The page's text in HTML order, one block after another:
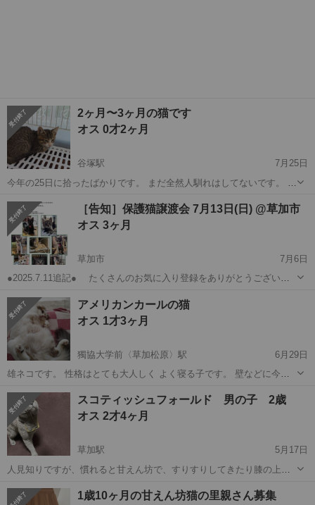
2ヶ月〜3ヶ月の猫です
オス 0才2ヶ月
谷塚駅
7月25日
今年の25日に拾ったばかりです。 まだ全然人馴れはしてないです。 引
では特に動きはないです。 特にまだ病気はないです。 病院に行ってノ
ミのスプレーはしました。...
埼玉 草加市 谷塚駅 猫 ワクチン
［告知］保護猫譲渡会 7月13日(日) @草加市
オス 3ヶ月
草加市
7月6日
●2025.7.11追記● たくさんのお気に入り登録をありがとうございま
に限りがございます。2時間という限られた時間に、もしも、お気に入
りに登録してくださった...
埼玉 草加市 トライアル
アメリカンカールの猫
オス 1才3ヶ月
獨協大学前〈草加松原〉駅
6月29日
雄ネコです。 性格はとても大人しく よく寝る子です。 壁などに今ま
さんです。 ねこじゃらしが大好きで 遊んでくれます！ 一対一になる
とすごい甘えん坊です。 ...
埼玉 草加市 獨協大学前〈草加松原〉駅 猫
アメリカンカール
スコティッシュフォールド 男の子 2歳
オス 2才4ヶ月
草加駅
5月17日
人見知りですが、慣れると甘えん坊で、すりすりしてきたり膝の上に
気などにはまだ一度もかかっておらず、健康な状態です。 譲渡場所に
埼玉 草加市 草加駅 猫 スコティッシュフォールド
1歳10ヶ月の甘えん坊猫の里親さん募集